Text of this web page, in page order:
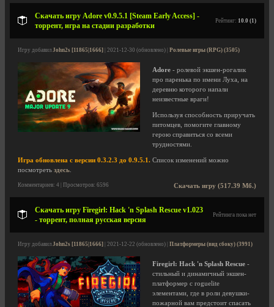
Скачать игру Adore v0.9.5.1 [Steam Early Access] -
торрент, игра на стадии разработки
Рейтинг: 10.0 (1)
Игру добавил John2s [11865|1666] | 2021-12-30 (обновлено) | Ролевые игры (RPG) (3505)
Adore - ролевой экшен-рогалик
про паренька по имени Луха, на
деревню которого напали
неизвестные враги!
Используя способность приручать
питомцев, помогите главному
герою справиться со всеми
трудностями.
Игра обновлена с версии 0.3.2.3 до 0.9.5.1. Список изменений можно
посмотреть здесь
Скачать игру (517.39 Мб.)
Комментариев: 4 | Просмотров: 6596
Скачать игру Firegirl: Hack 'n Splash Rescue v1.023
- торрент, полная русская версия
Рейтинга пока нет
Игру добавил John2s [11865|1666] | 2021-12-22 (обновлено) | Платформеры (вид сбоку) (3991)
Firegirl: Hack 'n Splash Rescue -
стильный и динамичный экшен-
платформер с roguelite
элементами, где в роли девушки-
пожарной вам предстоит спасать